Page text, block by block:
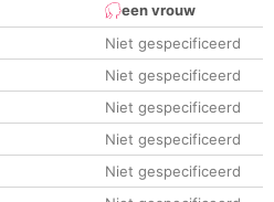
een vrouw
Niet gespecificeerd
Niet gespecificeerd
Niet gespecificeerd
Niet gespecificeerd
Niet gespecificeerd